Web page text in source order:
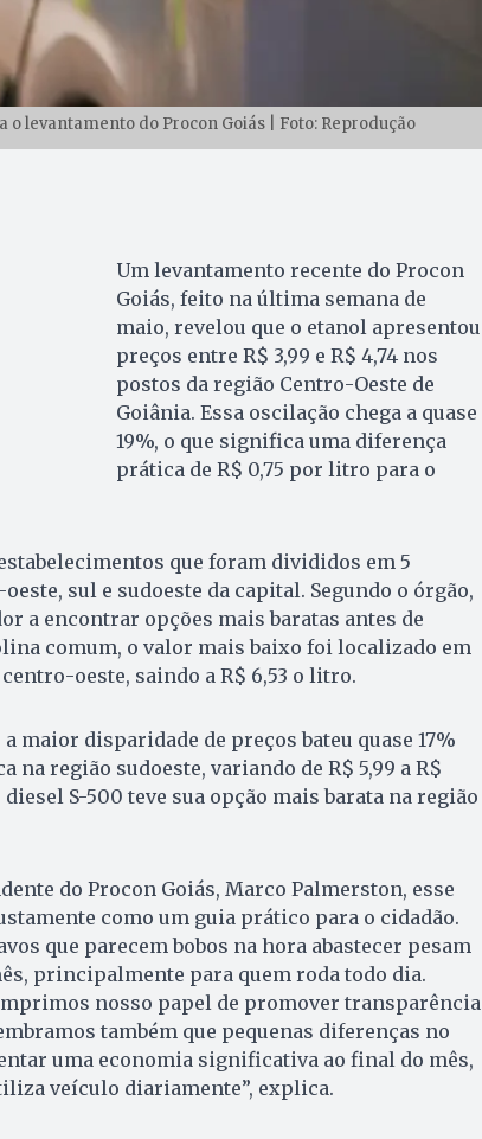
levantamento do Procon Goiás | Foto: Reprodução
Um levantamento recente do Procon
Goiás, feito na última semana de
maio, revelou que o etanol apresentou
preços entre R$ 3,99 e R$ 4,74 nos
postos da região Centro-Oeste de
Goiânia. Essa oscilação chega a quase
19%, o que significa uma diferença
prática de R$ 0,75 por litro para o
que foram divididos em 5
sul e sudoeste da capital. Segundo o órgão,
a encontrar opções mais baratas antes de
comum, o valor mais baixo foi localizado em
oeste, saindo a R$ 6,53 o litro.
a maior disparidade de preços bateu quase 17%
na região sudoeste, variando de R$ 5,99 a R$
S-500 teve sua opção mais barata na região
do Procon Goiás, Marco Palmerston, esse
como um guia prático para o cidadão.
que parecem bobos na hora abastecer pesam
principalmente para quem roda todo dia.
nosso papel de promover transparência
também que pequenas diferenças no
uma economia significativa ao final do mês,
veículo diariamente”, explica.